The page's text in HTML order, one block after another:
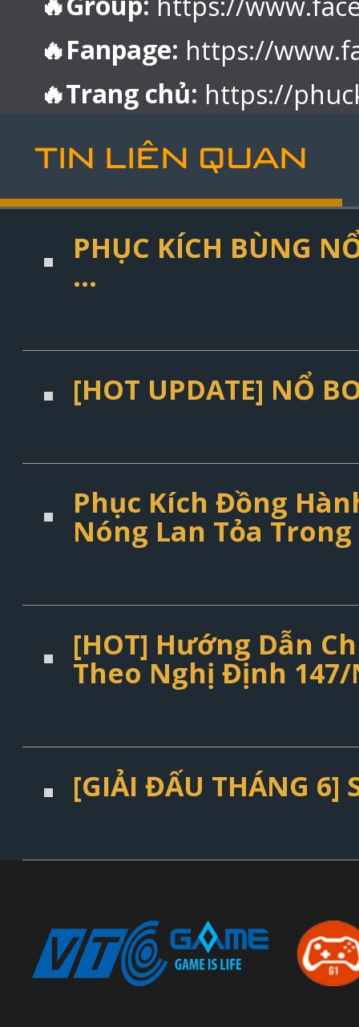
🔥Fanpage: https://
🔥Trang chủ: https://
TIN LIÊN QUAN
PHỤC KÍCH BÙNG
...
[HOT UPDATE] NỔ
Phục Kích Đồng
Nóng Lan Tỏa
[HOT] Hướng Dẫn
Theo Nghị Định
[GIẢI ĐẤU THÁNG 6]